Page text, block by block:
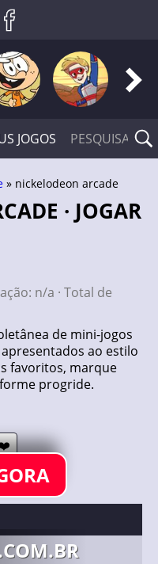
JOGOS
» nickelodeon arcade
n/a · Total de
de mini-jogos
ao estilo
favoritos, marque
progride.
❤️